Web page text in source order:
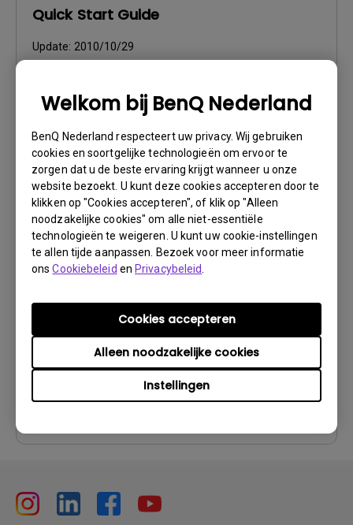
Welkom bij BenQ Nederland
BenQ Nederland respecteert uw privacy. Wij gebruiken
cookies en soortgelijke technologieën om ervoor te
zorgen dat u de beste ervaring krijgt wanneer u onze
website bezoekt. U kunt deze cookies accepteren door te
klikken op "Cookies accepteren", of klik op "Alleen
noodzakelijke cookies" om alle niet-essentiële
technologieën te weigeren. U kunt uw cookie-instellingen
te allen tijde aanpassen. Bezoek voor meer informatie
onsCookiebeleid enPrivacybeleid
Instellingen
Alleen noodzakelijke cookies
Cookies accepteren
Quick Start Guide
Update: 2010/10/29
Versie:
Voorbeeld
Gebruikershandleiding
User Manual
Bestandsformaat:5.62 MB
Voorbeeld